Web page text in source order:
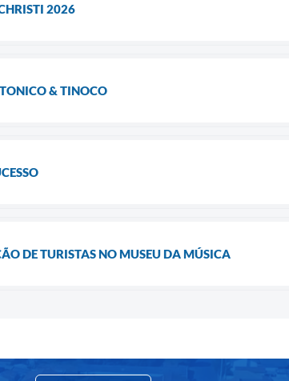
2026
& TINOCO
DE TURISTAS NO MUSEU DA MÚSICA